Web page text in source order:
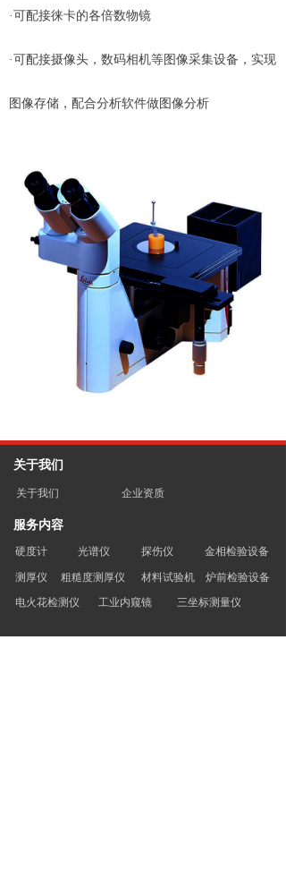
·可配接徕卡的各倍数物镜
·可配接摄像头，数码相机等图像采集设备，实现
图像存储，配合分析软件做图像分析
关于我们
服务内容
关于我们 企业资质
硬度计 光谱仪 探伤仪
金相检验设备
测厚仪
粗糙度测厚仪 材料试验机
炉前检验设备
电火花检测仪
工业内窥镜 三坐标测量仪